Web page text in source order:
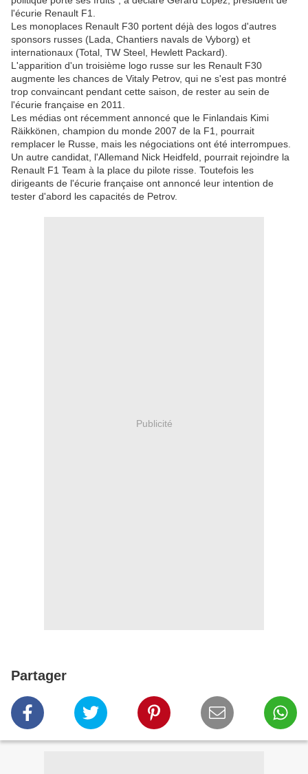
l'écurie Renault F1.
Les monoplaces Renault F30 portent déjà des logos d'autres
sponsors russes (Lada, Chantiers navals de Vyborg) et
internationaux (Total, TW Steel, Hewlett Packard).
L'apparition d'un troisième logo russe sur les Renault F30
augmente les chances de Vitaly Petrov, qui ne s'est pas montré
trop convaincant pendant cette saison, de rester au sein de
l'écurie française en 2011.
Les médias ont récemment annoncé que le Finlandais Kimi
Räikkönen, champion du monde 2007 de la F1, pourrait
remplacer le Russe, mais les négociations ont été interrompues.
Un autre candidat, l'Allemand Nick Heidfeld, pourrait rejoindre la
Renault F1 Team à la place du pilote risse. Toutefois les
dirigeants de l'écurie française ont annoncé leur intention de
tester d'abord les capacités de Petrov.
Publicité
Partager